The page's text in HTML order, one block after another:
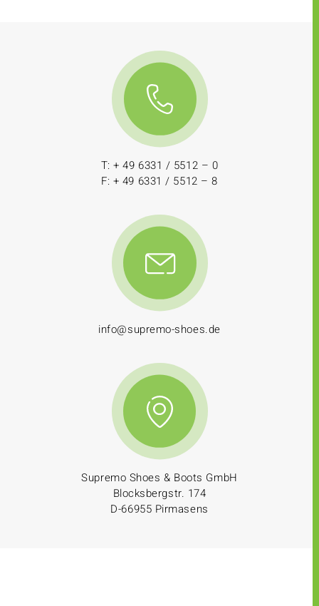
T: + 49 6331 / 5512 – 0
F: + 49 6331 / 5512 – 8
info@supremo-shoes.de
Supremo Shoes & Boots GmbH
Blocksbergstr. 174
D-66955 Pirmasens